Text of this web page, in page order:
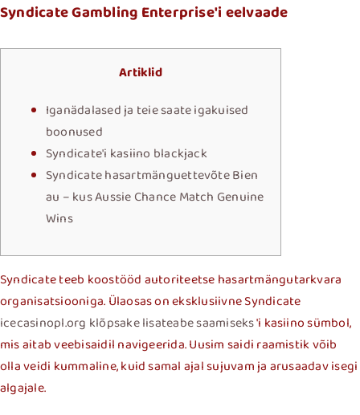
Syndicate Gambling Enterprise'i eelvaade
Artiklid
Iganädalased ja teie saate igakuised
boonused
Syndicate'i kasiino blackjack
Syndicate hasartmänguettevõte Bien
au – kus Aussie Chance Match Genuine
Wins
Syndicate teeb koostööd autoriteetse hasartmängutarkvara
organisatsiooniga. Ülaosas on eksklusiivne Syndicate
icecasinopl.org klõpsake lisateabe saamiseks'i kasiino sümbol,
mis aitab veebisaidil navigeerida.Uusim saidi raamistik võib
olla veidi kummaline, kuid samal ajal sujuvam ja arusaadav isegi
algajale.